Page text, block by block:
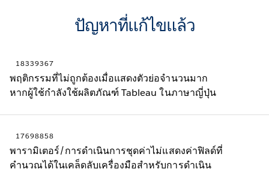
ปัญหาที่แก้ไขแล้ว
18339367
พฤติกรรมที่ไม่ถูกต้องเมื่อแสดงตัวย่อจำนวนมาก
หากผู้ใช้กำลังใช้ผลิตภัณฑ์ Tableau ในภาษาญี่ปุ่น
17698858
พารามิเตอร์/การดำเนินการชุดค่าไม่แสดงค่าฟิลด์ที่
คำนวณได้ในเคล็ดลับเครื่องมือสำหรับการดำเนิน